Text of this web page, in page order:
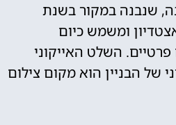
שנבנה במקור בשנת
ומשמש כיום
השלט האייקוני
של הבניין הוא מקום צילום